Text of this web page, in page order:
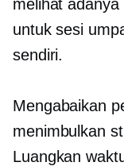
melihat
untuk sesi
sendiri.
Mengabaikan
menimbulkan
Luangkan